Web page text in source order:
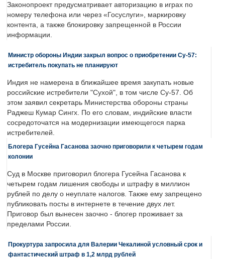
Законопроект предусматривает авторизацию в играх по
номеру телефона или через «Госуслуги», маркировку
контента, а также блокировку запрещенной в России
информации.
Министр обороны Индии закрыл вопрос о приобретении Су-57:
истребитель покупать не планируют
Индия не намерена в ближайшее время закупать новые
российские истребители "Сухой", в том числе Су-57. Об
этом заявил секретарь Министерства обороны страны
Раджеш Кумар Сингх. По его словам, индийские власти
сосредоточатся на модернизации имеющегося парка
истребителей.
Блогера Гусейна Гасанова заочно приговорили к четырем годам
колонии
Суд в Москве приговорил блогера Гусейна Гасанова к
четырем годам лишения свободы и штрафу в миллион
рублей по делу о неуплате налогов. Также ему запрещено
публиковать посты в интернете в течение двух лет.
Приговор был вынесен заочно - блогер проживает за
пределами России.
Прокуртура запросила для Валерии Чекалиной условный срок и
фантастический штраф в 1,2 млрд рублей